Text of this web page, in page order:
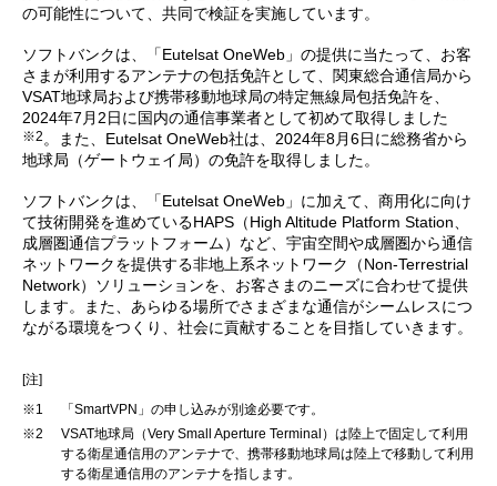
の可能性について、共同で検証を実施しています。
ソフトバンクは、「Eutelsat OneWeb」の提供に当たって、お客
さまが利用するアンテナの包括免許として、関東総合通信局から
VSAT地球局および携帯移動地球局の特定無線局包括免許を、
2024年7月2日に国内の通信事業者として初めて取得しました
※2 。また、Eutelsat OneWeb社は、2024年8月6日に総務省から
地球局（ゲートウェイ局）の免許を取得しました。
ソフトバンクは、「Eutelsat OneWeb」に加えて、商用化に向け
て技術開発を進めているHAPS（High Altitude Platform Station、
成層圏通信プラットフォーム）など、宇宙空間や成層圏から通信
ネットワークを提供する非地上系ネットワーク（Non-Terrestrial
Network）ソリューションを、お客さまのニーズに合わせて提供
します。また、あらゆる場所でさまざまな通信がシームレスにつ
ながる環境をつくり、社会に貢献することを目指していきます。
[注]
※1
「SmartVPN」の申し込みが別途必要です。
※2
VSAT地球局（Very Small Aperture Terminal）は陸上で固定して利用
する衛星通信用のアンテナで、携帯移動地球局は陸上で移動して利用
する衛星通信用のアンテナを指します。